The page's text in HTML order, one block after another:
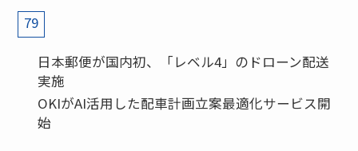
79
日本郵便が国内初、「レベル4」のドローン配送
実施
OKIがAI活用した配車計画立案最適化サービス開
始